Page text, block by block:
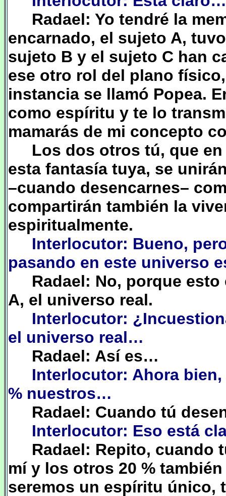
Radael: Yo tendré la
encarnado, el sujeto A,
sujeto B y el sujeto C han
ese otro rol del plano
instancia se llamó Popea.
como espíritu y te lo
mamarás de mi concepto
Los dos otrostú, que
esta fantasía tuya, se
–cuando desencarnes–
compartirán también la
espiritualmente.
Interlocutor: Bueno,
pasando en este universo
Radael: No, porque
A, el universo real.
Interlocutor:
el universo real…
Radael: Así es…
Interlocutor: Ahora
% nuestros…
Radael: Cuando tú
Interlocutor: Eso está
Radael: Repito, cuando
mí y los otros 20 %
seremos un espíritu único,